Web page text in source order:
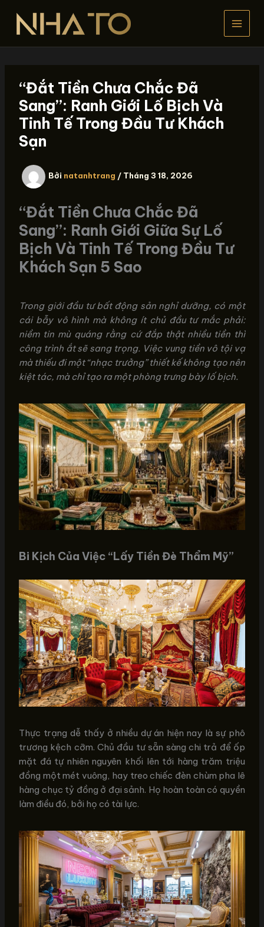
dung
“Đắt Tiền Chưa Chắc Đã
Sang”: Ranh Giới Lố Bịch Và
Tinh Tế Trong Đầu Tư Khách
Sạn
Bởi natanhtrang / Tháng 3 18, 2026
“Đắt Tiền Chưa Chắc Đã
Sang”: Ranh Giới Giữa Sự Lố
Bịch Và Tinh Tế Trong Đầu Tư
Khách Sạn 5 Sao
Trong giới đầu tư bất động sản nghỉ dưỡng, có một
cái bẫy vô hình mà không ít chủ đầu tư mắc phải:
niềm tin mù quáng rằng cứ đắp thật nhiều tiền thì
công trình ắt sẽ sang trọng. Việc vung tiền vô tội vạ
mà thiếu đi một “nhạc trưởng” thiết kế không tạo nên
kiệt tác, mà chỉ tạo ra một phòng trưng bày lố bịch.
Bi Kịch Của Việc “Lấy Tiền Đè Thẩm Mỹ”
Thực trạng dễ thấy ở nhiều dự án hiện nay là sự phô
trương kệch cỡm. Chủ đầu tư sẵn sàng chi trả để ốp
mặt đá tự nhiên nguyên khối lên tới hàng trăm triệu
đồng một mét vuông, hay treo chiếc đèn chùm pha lê
hàng chục tỷ đồng ở đại sảnh. Họ hoàn toàn có quyền
làm điều đó, bởi họ có tài lực.